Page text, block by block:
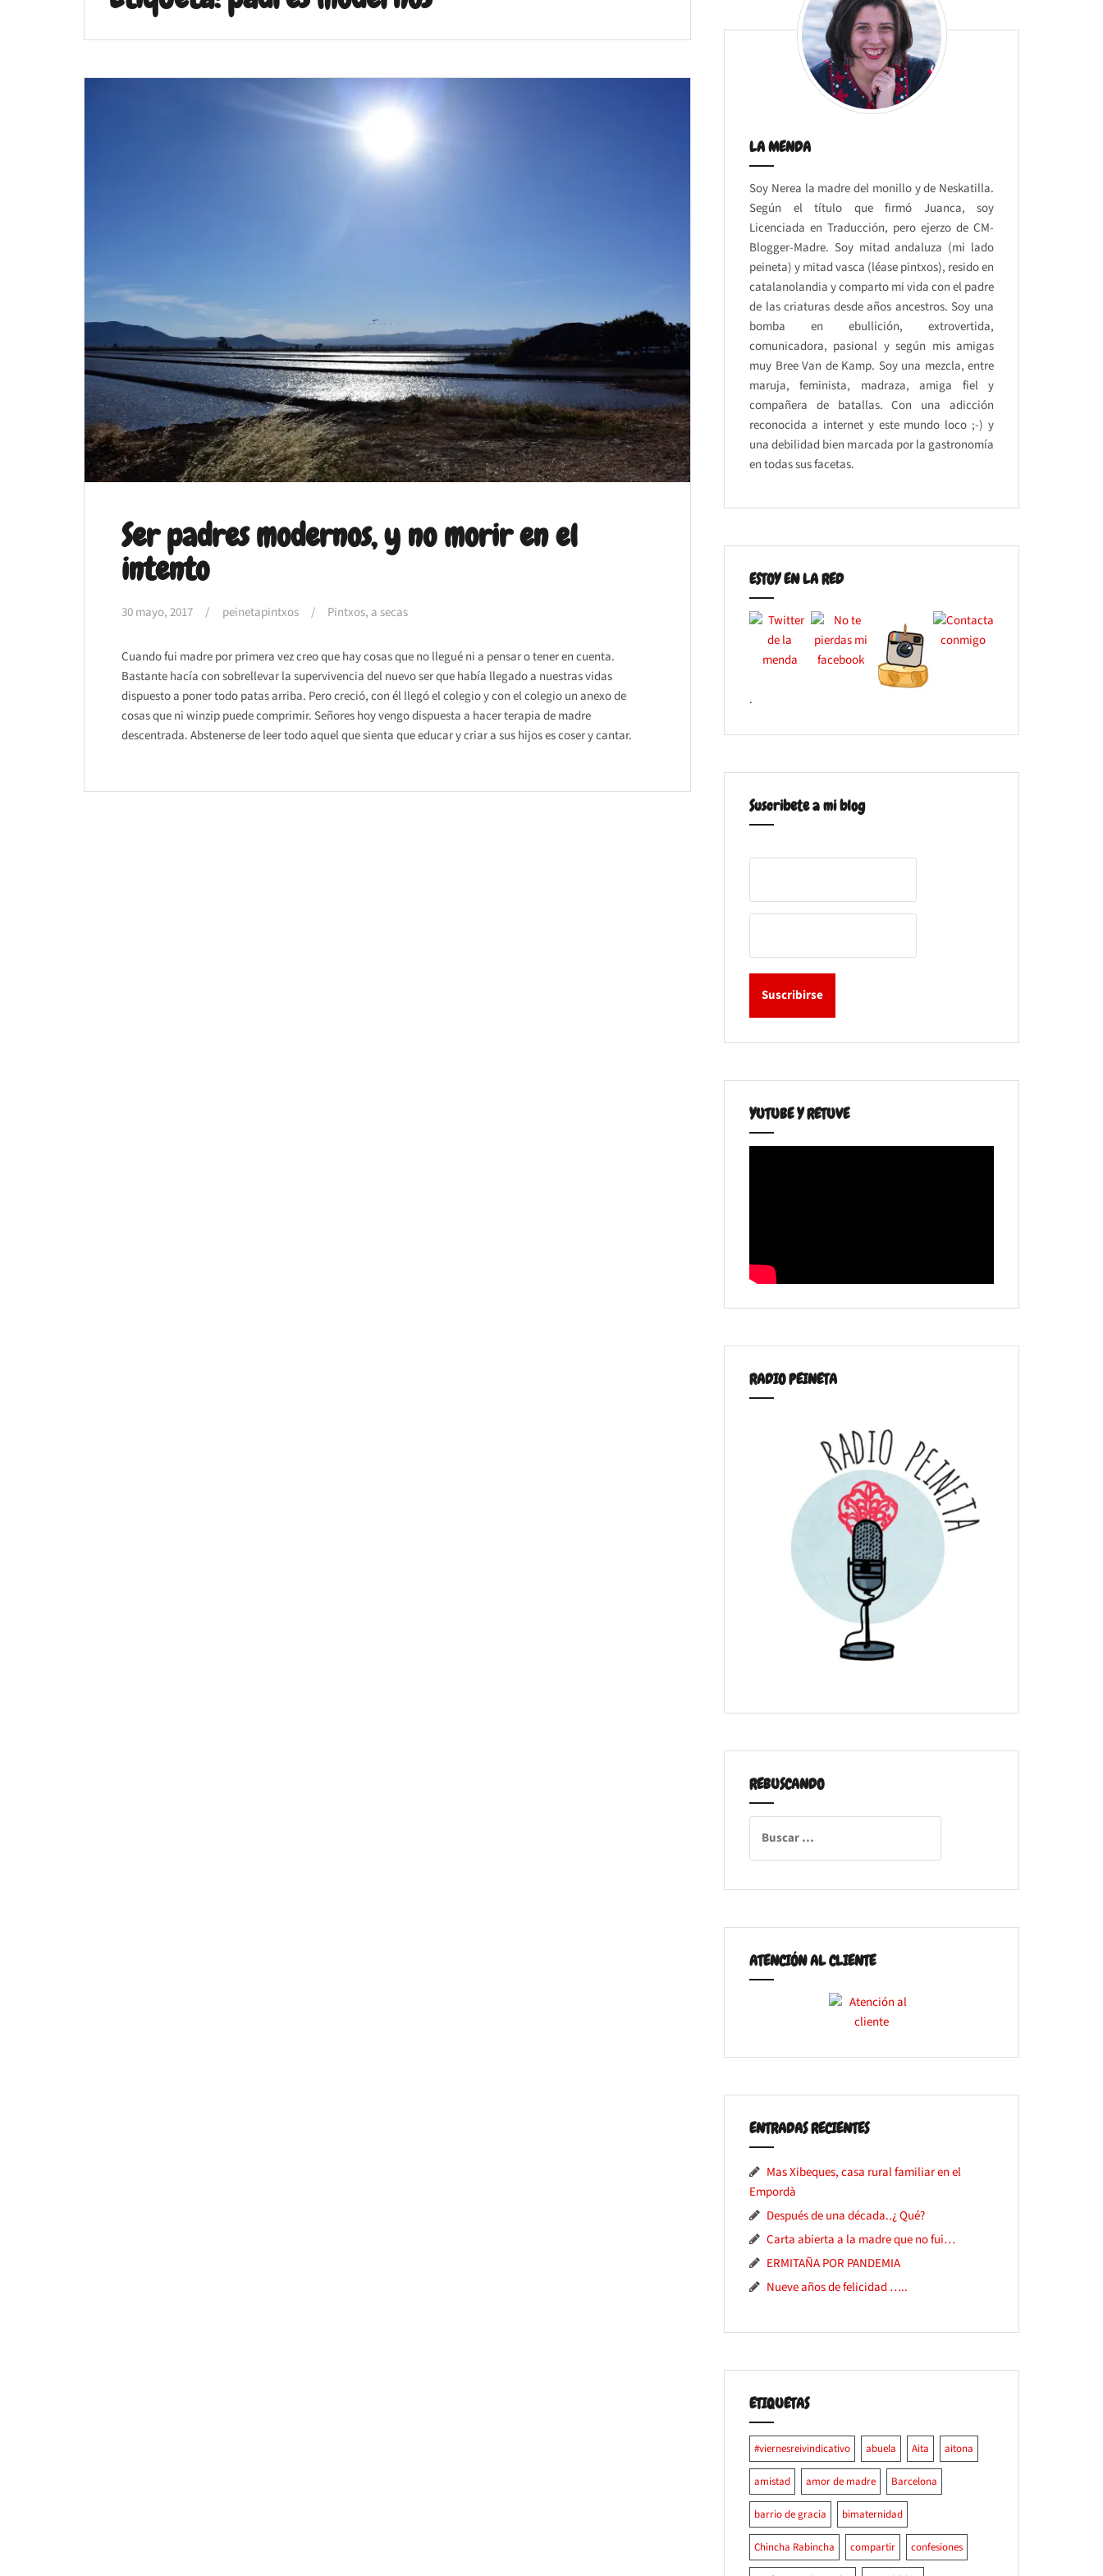
Ser padres modernos, y no morir en el
intento
30 mayo, 2017 peinetapintxos Pintxos, a secas
Cuando fui madre por primera vez creo que hay cosas que no llegué ni a pensar o tener en cuenta.
Bastante hacía con sobrellevar la supervivencia del nuevo ser que había llegado a nuestras vidas
dispuesto a poner todo patas arriba. Pero creció, con él llegó el colegio y con el colegio un anexo de
cosas que ni winzip puede comprimir. Señores hoy vengo dispuesta a hacer terapia de madre
descentrada. Abstenerse de leer todo aquel que sienta que educar y criar a sus hijos es coser y cantar.
LA MENDA
Soy Nerea la madre del monillo y de Neskatilla.
Según el título que firmó Juanca, soy
Licenciada en Traducción, pero ejerzo de CM-
Blogger-Madre. Soy mitad andaluza (mi lado
peineta) y mitad vasca (léase pintxos), resido en
catalanolandia y comparto mi vida con el padre
de las criaturas desde años ancestros. Soy una
bomba en ebullición, extrovertida,
comunicadora, pasional y según mis amigas
muy Bree Van de Kamp. Soy una mezcla, entre
maruja, feminista, madraza, amiga fiel y
compañera de batallas. Con una adicción
reconocida a internet y este mundo loco ;-) y
una debilidad bien marcada por la gastronomía
en todas sus facetas.
ESTOY EN LA RED
.
Suscribete a mi blog
YUTUBE Y RETUVE
RADIO PEINETA
REBUSCANDO
ATENCIÓN AL CLIENTE
ENTRADAS RECIENTES
Mas Xibeques, casa rural familiar en el
Empordà
Después de una década..¿ Qué?
Carta abierta a la madre que no fui…
ERMITAÑA POR PANDEMIA
Nueve años de felicidad …..
ETIQUETAS
#viernesreivindicativo abuela Aita aitona
amistad amor de madre Barcelona
barrio de gracia bimaternidad
Chincha Rabincha compartir confesiones